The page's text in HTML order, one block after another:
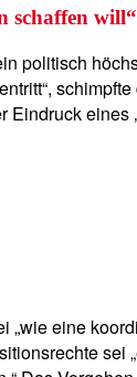
schaffen will“
politisch
eines
eine